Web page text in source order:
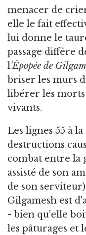
menacer de
elle le fait
lui donne le
passage diffère
l'Épopée de
briser les murs
libérer les
vivants.
Les lignes 55 à
destructions
combat entre la
assisté de son
de son
Gilgamesh est
- bien qu'elle
les pâturages et